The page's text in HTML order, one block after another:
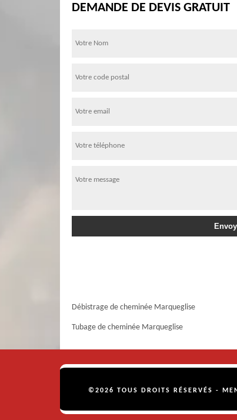
DEMANDE DE DEVIS GRATUIT
Débistrage de cheminée Marqueglise
Tubage de cheminée Marqueglise
©2026 TOUS DROITS RÉSERVÉS -